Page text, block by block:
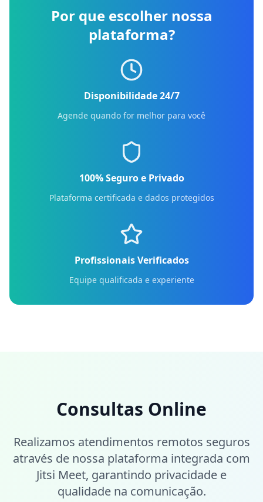
Por que escolher nossa
plataforma?
Disponibilidade 24/7
Agende quando for melhor para você
100% Seguro e Privado
Plataforma certificada e dados protegidos
Profissionais Verificados
Equipe qualificada e experiente
Consultas Online
Realizamos atendimentos remotos seguros
através de nossa plataforma integrada com
Jitsi Meet, garantindo privacidade e
qualidade na comunicação.